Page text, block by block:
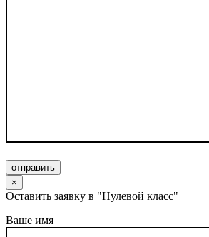
отправить
×
Оставить заявку в "Нулевой класс"
Ваше имя